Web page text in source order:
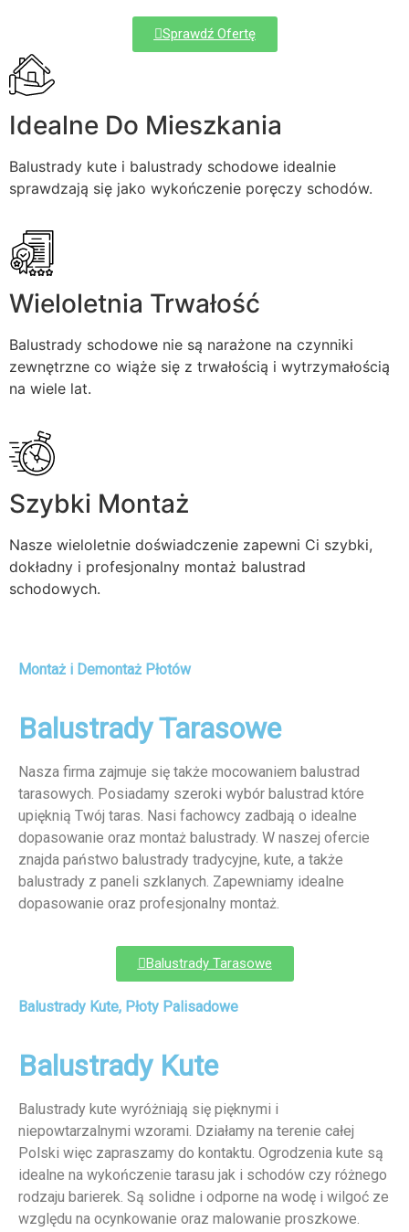
Sprawdź Ofertę
Idealne Do Mieszkania
Balustrady kute i balustrady schodowe idealnie
sprawdzają się jako wykończenie poręczy schodów.
Wieloletnia Trwałość
Balustrady schodowe nie są narażone na czynniki
zewnętrzne co wiąże się z trwałością i wytrzymałością
na wiele lat.
Szybki Montaż
Nasze wieloletnie doświadczenie zapewni Ci szybki,
dokładny i profesjonalny montaż balustrad
schodowych.
Montaż i Demontaż Płotów
Balustrady Tarasowe
Nasza firma zajmuje się także mocowaniem balustrad
tarasowych. Posiadamy szeroki wybór balustrad które
upięknią Twój taras. Nasi fachowcy zadbają o idealne
dopasowanie oraz montaż balustrady. W naszej ofercie
znajda państwo balustrady tradycyjne, kute, a także
balustrady z paneli szklanych. Zapewniamy idealne
dopasowanie oraz profesjonalny montaż.
Balustrady Tarasowe
Balustrady Kute, Płoty Palisadowe
Balustrady Kute
Balustrady kute wyróżniają się pięknymi i
niepowtarzalnymi wzorami. Działamy na terenie całej
Polski więc zapraszamy do kontaktu. Ogrodzenia kute są
idealne na wykończenie tarasu jak i schodów czy różnego
rodzaju barierek. Są solidne i odporne na wodę i wilgoć ze
względu na ocynkowanie oraz malowanie proszkowe.